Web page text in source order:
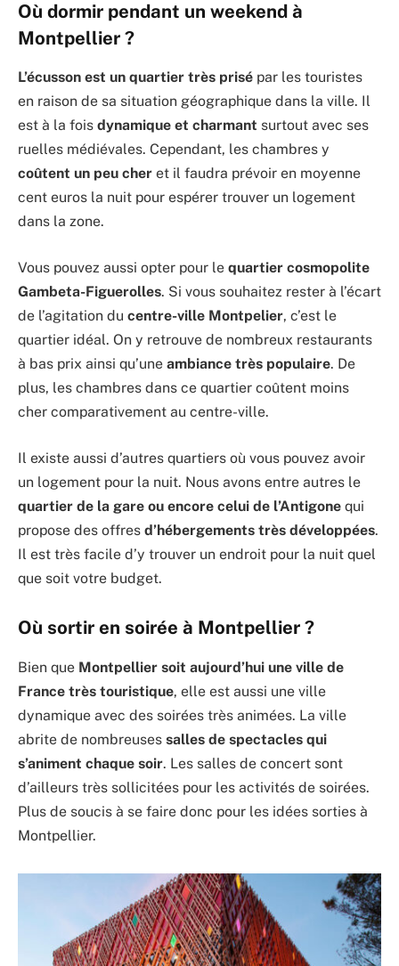
Où dormir pendant un weekend à
Montpellier ?
L’écusson est un quartier très prisé par les touristes
en raison de sa situation géographique dans la ville. Il
est à la fois dynamique et charmant surtout avec ses
ruelles médiévales. Cependant, les chambres y
coûtent un peu cher et il faudra prévoir en moyenne
cent euros la nuit pour espérer trouver un logement
dans la zone.
Vous pouvez aussi opter pour le quartier cosmopolite
Gambeta-Figuerolles. Si vous souhaitez rester à l’écart
de l’agitation du centre-ville Montpelier, c’est le
quartier idéal. On y retrouve de nombreux restaurants
à bas prix ainsi qu’une ambiance très populaire. De
plus, les chambres dans ce quartier coûtent moins
cher comparativement au centre-ville.
Il existe aussi d’autres quartiers où vous pouvez avoir
un logement pour la nuit. Nous avons entre autres le
quartier de la gare ou encore celui de l’Antigone qui
propose des offres d’hébergements très développées.
Il est très facile d’y trouver un endroit pour la nuit quel
que soit votre budget.
Où sortir en soirée à Montpellier ?
Bien que Montpellier soit aujourd’hui une ville de
France très touristique, elle est aussi une ville
dynamique avec des soirées très animées. La ville
abrite de nombreuses salles de spectacles qui
s’animent chaque soir. Les salles de concert sont
d’ailleurs très sollicitées pour les activités de soirées.
Plus de soucis à se faire donc pour les idées sorties à
Montpellier.